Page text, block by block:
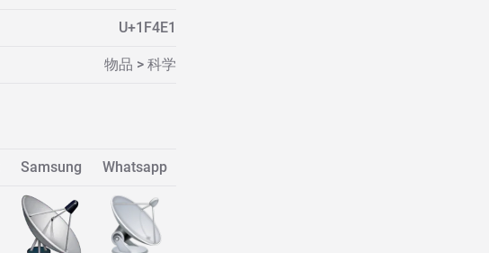
U+1F4E1
物品 > 科学
Samsung Whatsapp